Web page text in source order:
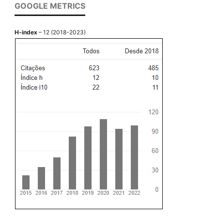
GOOGLE METRICS
H-index – 12 (2018-2023)